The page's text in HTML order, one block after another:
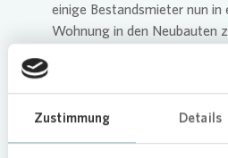
Zustimmung Details
einige Bestandsmieter nun in
Wohnung in den Neubauten
Erfolgreiche